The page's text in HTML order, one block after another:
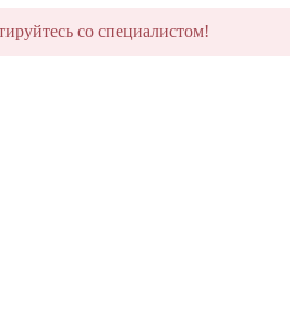
со специалистом!